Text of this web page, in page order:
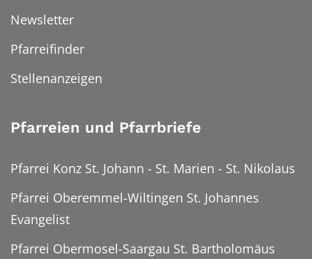
Newsletter
Pfarreifinder
Stellenanzeigen
Pfarreien und Pfarrbriefe
Pfarrei Konz St. Johann - St. Marien - St. Nikolaus
Pfarrei Oberemmel-Wiltingen St. Johannes
Evangelist
Pfarrei Obermosel-Saargau St. Bartholomäus